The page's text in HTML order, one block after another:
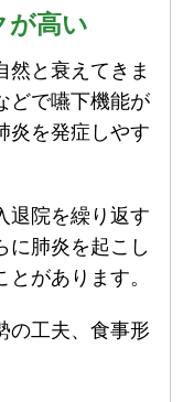
が高い
然と衰えてきま
どで嚥下機能が
炎を発症しやす
退院を繰り返す
に肺炎を起こし
があります。
の工夫、食事形